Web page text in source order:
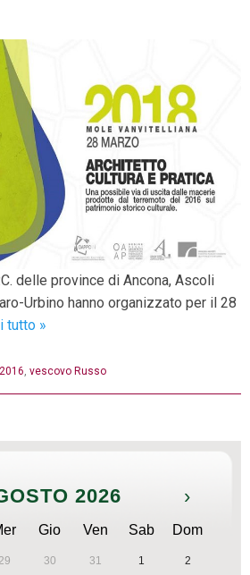
delle province di Ancona, Ascoli
Urbino hanno organizzato per il 28
tutto Sisma
Mons.
Stefano
etica
della
»
, vescovo Russo
2026 ›
Gio Ven Sab Dom
30 31 1 2